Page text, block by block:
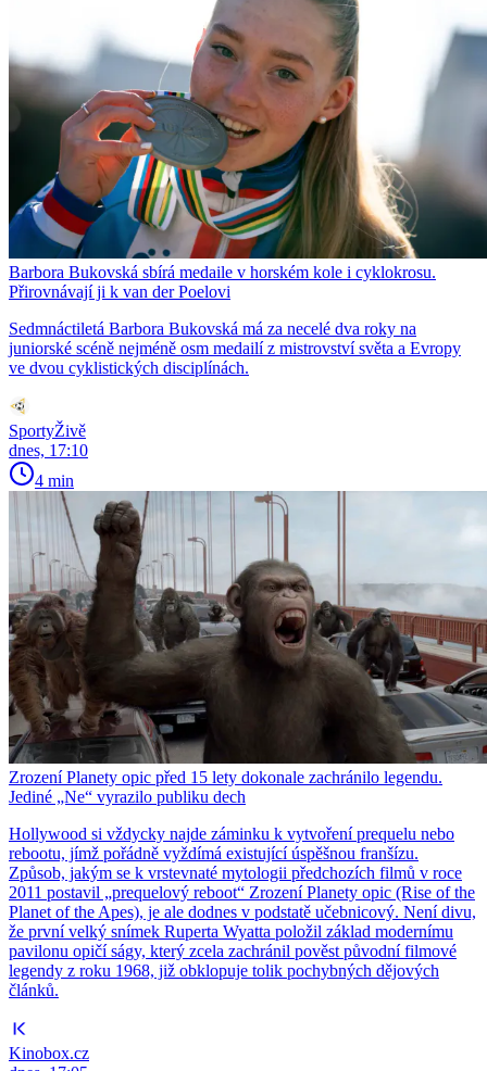
Barbora Bukovská sbírá medaile v horském kole i cyklokrosu.
Přirovnávají ji k van der Poelovi
Sedmnáctiletá Barbora Bukovská má za necelé dva roky na
juniorské scéně nejméně osm medailí z mistrovství světa a Evropy
ve dvou cyklistických disciplínách.
SportyŽivě
dnes, 17:10
4 min
Zrození Planety opic před 15 lety dokonale zachránilo legendu.
Jediné „Ne“ vyrazilo publiku dech
Hollywood si vždycky najde záminku k vytvoření prequelu nebo
rebootu, jímž pořádně vyždímá existující úspěšnou franšízu.
Způsob, jakým se k vrstevnaté mytologii předchozích filmů v roce
2011 postavil „prequelový reboot“ Zrození Planety opic (Rise of the
Planet of the Apes), je ale dodnes v podstatě učebnicový. Není divu,
že první velký snímek Ruperta Wyatta položil základ modernímu
pavilonu opičí ságy, který zcela zachránil pověst původní filmové
legendy z roku 1968, již obklopuje tolik pochybných dějových
článků.
Kinobox.cz